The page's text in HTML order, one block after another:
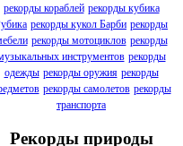
рекорды кораблей рекорды кубика
рекорды кукол Барби рекорды
рекорды мотоциклов рекорды
инструментов рекорды
одежды рекорды оружия рекорды
рекорды самолетов рекорды
транспорта
Рекорды природы